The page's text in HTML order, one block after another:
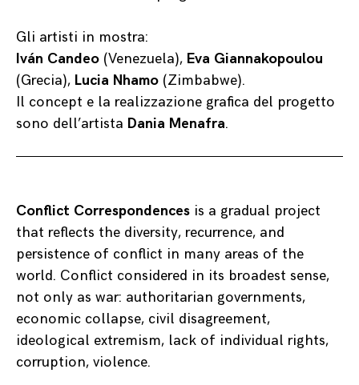
Gli artisti in mostra:
Iván Candeo (Venezuela), Eva Giannakopoulou
(Grecia), Lucia Nhamo (Zimbabwe).
Il concept e la realizzazione grafica del progetto
sono dell’artista Dania Menafra.
Conflict Correspondences is a gradual project
that reflects the diversity, recurrence, and
persistence of conflict in many areas of the
world. Conflict considered in its broadest sense,
not only as war: authoritarian governments,
economic collapse, civil disagreement,
ideological extremism, lack of individual rights,
corruption, violence.